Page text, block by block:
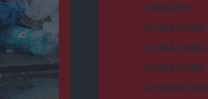
CSÍKSZÉK
DUMA DUBA
DUMA
DUMA